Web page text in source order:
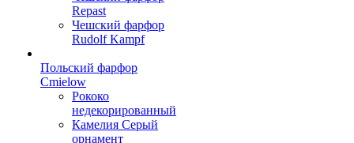
Repast
Чешский фарфор
Rudolf Kampf
Польский фарфор
Сmielow
Рококо
недекорированный
Камелия Серый
орнамент